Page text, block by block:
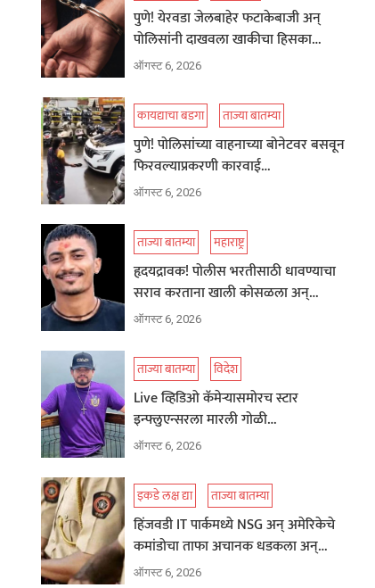
पुणे! येरवडा जेलबाहेर फटाकेबाजी अन्
पोलिसांनी दाखवला खाकीचा हिसका…
ऑगस्ट 6, 2026
कायद्याचा बडगा ताज्या बातम्या
पुणे! पोलिसांच्या वाहनाच्या बोनेटवर बसवून
फिरवल्याप्रकरणी कारवाई…
ऑगस्ट 6, 2026
ताज्या बातम्या महाराष्ट्र
हृदयद्रावक! पोलीस भरतीसाठी धावण्याचा
सराव करताना खाली कोसळला अन्…
ऑगस्ट 6, 2026
ताज्या बातम्या विदेश
Live व्हिडिओ कॅमेऱ्यासमोरच स्टार
इन्फ्लुएन्सरला मारली गोळी…
ऑगस्ट 6, 2026
इकडे लक्ष द्या ताज्या बातम्या
हिंजवडी IT पार्कमध्ये NSG अन् अमेरिकेचे
कमांडोचा ताफा अचानक धडकला अन्…
ऑगस्ट 6, 2026